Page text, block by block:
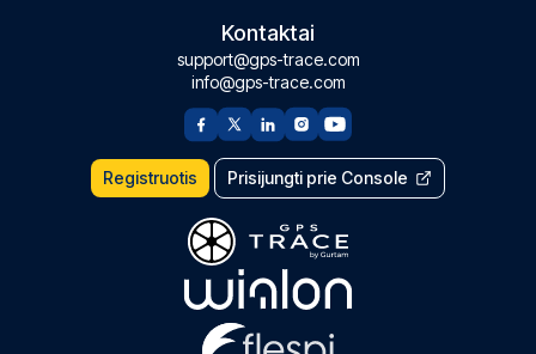
Kontaktai
support@gps-trace.com
info@gps-trace.com
Registruotis Prisijungti prie Console